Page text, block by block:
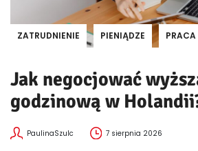
ZATRUDNIENIE PIENIĄDZE PRACA
Jak negocjować
godzinową w
PaulinaSzulc 7 sierpnia 2026